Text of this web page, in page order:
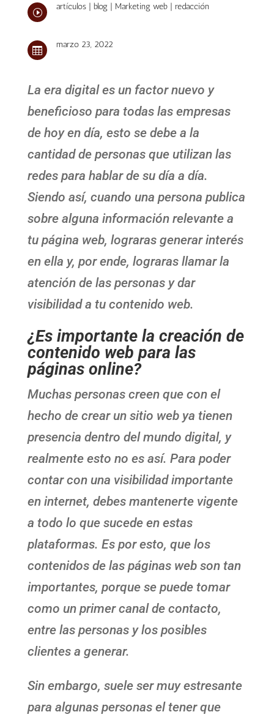
I
artículos| blog| Marketing web| redacción

marzo 23, 2022
La era digital es un factor nuevo y
beneficioso para todas las empresas
de hoy en día, esto se debe a la
cantidad de personas que utilizan las
redes para hablar de su día a día.
Siendo así, cuando una persona publica
sobre alguna información relevante a
tu página web, lograras generar interés
en ella y, por ende, lograras llamar la
atención de las personas y dar
visibilidad a tu contenido web.
¿Es importante la creación de
contenido web para las
páginas online?
Muchas personas creen que con el
hecho de crear un sitio web ya tienen
presencia dentro del mundo digital, y
realmente esto no es así. Para poder
contar con una visibilidad importante
en internet, debes mantenerte vigente
a todo lo que sucede en estas
plataformas. Es por esto, que los
contenidos de las páginas web son tan
importantes, porque se puede tomar
como un primer canal de contacto,
entre las personas y los posibles
clientes a generar.
Sin embargo, suele ser muy estresante
para algunas personas el tener que